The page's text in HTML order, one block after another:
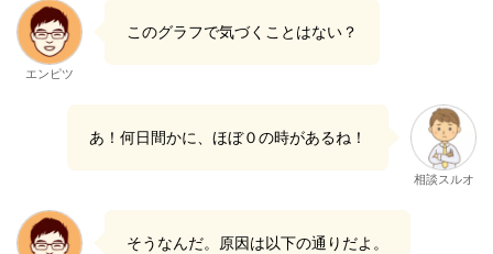
エンピツ
このグラフで気づくことはない？
あ！何日間かに、ほぼ０の時があるね！
相談スルオ
そうなんだ。原因は以下の通りだよ。